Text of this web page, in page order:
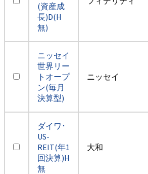
(資産成
長)D(H
無)
ニッセイ
世界リー
トオープ
ン(毎月
決算型)
ニッセイ
ダイワ･
US-
REIT(年1
回決算)H
無
大和